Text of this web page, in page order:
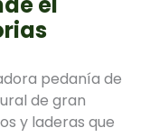
pedanía de
de gran
y laderas que